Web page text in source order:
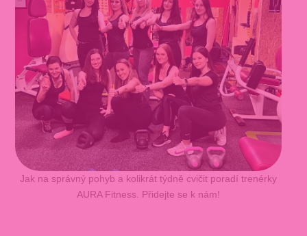
Jak na správný pohyb a kolikrát týdně cvičit poradí trenérky
AURA Fitness. Přidejte se k nám!